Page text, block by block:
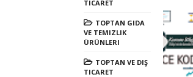
TICARET
TOPTAN GIDA
VE TEMIZLIK
ÜRÜNLERI
TOPTAN VE DIŞ
TICARET